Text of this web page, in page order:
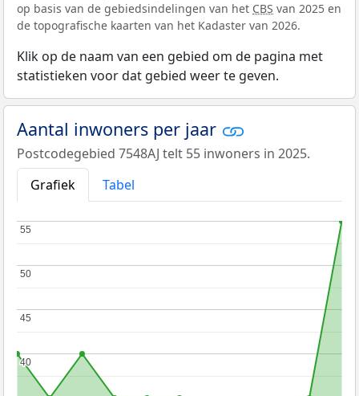
op basis van de gebiedsindelingen van het CBS van 2025 en
de topografische kaarten van het Kadaster van 2026.
Klik op de naam van een gebied om de pagina met
statistieken voor dat gebied weer te geven.
Aantal inwoners per jaar
Postcodegebied 7548AJ telt 55 inwoners in 2025.
Grafiek
Tabel
40
40
45
45
50
50
55
55